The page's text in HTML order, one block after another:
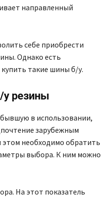
направленный
себе приобрести
Однако есть
такие шины б/у.
у резины
в использовании,
зарубежным
необходимо обратить
выбора. К ним можно
На этот показатель